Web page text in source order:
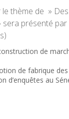
le thème de »
sera présenté par
de
de fabrique
d’enquêtes au